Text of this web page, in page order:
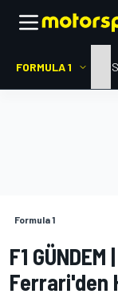
FORMULA 1 ANA
Formula 1
F1
Ferrari'den